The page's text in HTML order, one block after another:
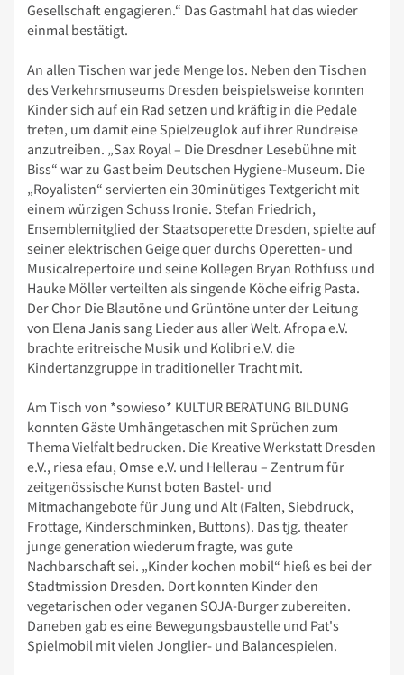
Gesellschaft engagieren.“ Das Gastmahl hat das wieder
einmal bestätigt.
An allen Tischen war jede Menge los. Neben den Tischen
des Verkehrsmuseums Dresden beispielsweise konnten
Kinder sich auf ein Rad setzen und kräftig in die Pedale
treten, um damit eine Spielzeuglok auf ihrer Rundreise
anzutreiben. „Sax Royal – Die Dresdner Lesebühne mit
Biss“ war zu Gast beim Deutschen Hygiene-Museum. Die
„Royalisten“ servierten ein 30minütiges Textgericht mit
einem würzigen Schuss Ironie. Stefan Friedrich,
Ensemblemitglied der Staatsoperette Dresden, spielte auf
seiner elektrischen Geige quer durchs Operetten- und
Musicalrepertoire und seine Kollegen Bryan Rothfuss und
Hauke Möller verteilten als singende Köche eifrig Pasta.
Der Chor Die Blautöne und Grüntöne unter der Leitung
von Elena Janis sang Lieder aus aller Welt. Afropa e.V.
brachte eritreische Musik und Kolibri e.V. die
Kindertanzgruppe in traditioneller Tracht mit.
Am Tisch von *sowieso* KULTUR BERATUNG BILDUNG
konnten Gäste Umhängetaschen mit Sprüchen zum
Thema Vielfalt bedrucken. Die Kreative Werkstatt Dresden
e.V., riesa efau, Omse e.V. und Hellerau – Zentrum für
zeitgenössische Kunst boten Bastel- und
Mitmachangebote für Jung und Alt (Falten, Siebdruck,
Frottage, Kinderschminken, Buttons). Das tjg. theater
junge generation wiederum fragte, was gute
Nachbarschaft sei. „Kinder kochen mobil“ hieß es bei der
Stadtmission Dresden. Dort konnten Kinder den
vegetarischen oder veganen SOJA-Burger zubereiten.
Daneben gab es eine Bewegungsbaustelle und Pat's
Spielmobil mit vielen Jonglier- und Balancespielen.